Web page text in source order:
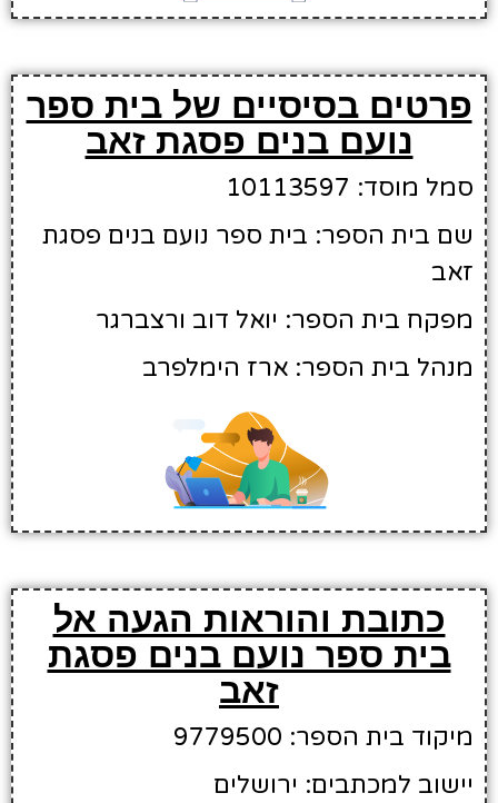
פרטים בסיסיים של בית ספר
נועם בנים פסגת זאב
סמל מוסד: 10113597
שם בית הספר: בית ספר נועם בנים פסגת
זאב
מפקח בית הספר: יואל דוב ורצברגר
מנהל בית הספר: ארז הימלפרב
כתובת והוראות הגעה אל
בית ספר נועם בנים פסגת
זאב
מיקוד בית הספר: 9779500
יישוב למכתבים: ירושלים